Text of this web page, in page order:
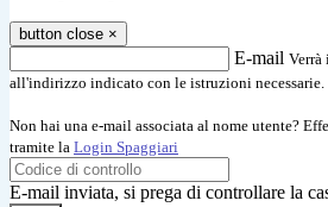
button close ×
E-mail Verrà
all'indirizzo indicato con le istruzioni necessarie.
Non hai una e-mail associata al nome utente?
tramite la Login Spaggiari
E-mail inviata, si prega di controllare la